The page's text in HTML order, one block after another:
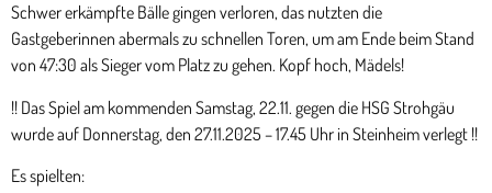
Schwer erkämpfte Bälle gingen verloren, das nutzten die
Gastgeberinnen abermals zu schnellen Toren, um am Ende beim Stand
von 47:30 als Sieger vom Platz zu gehen. Kopf hoch, Mädels!
!! Das Spiel am kommenden Samstag, 22.11. gegen die HSG Strohgäu
wurde auf Donnerstag, den 27.11.2025 – 17.45 Uhr in Steinheim verlegt !!
Es spielten: